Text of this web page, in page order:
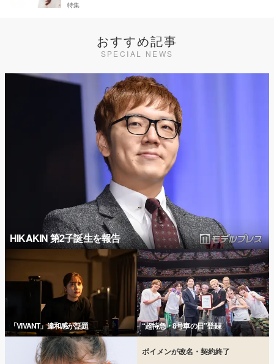
特集
おすすめ記事
SPECIAL NEWS
HIKAKIN 第2子誕生を報告
「VIVANT」違和感が話題 “超特急・8号車の日”登録
ボイメンが改名・契約終了